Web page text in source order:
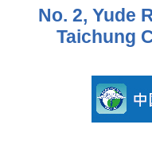
No. 2, Yude
Taichung